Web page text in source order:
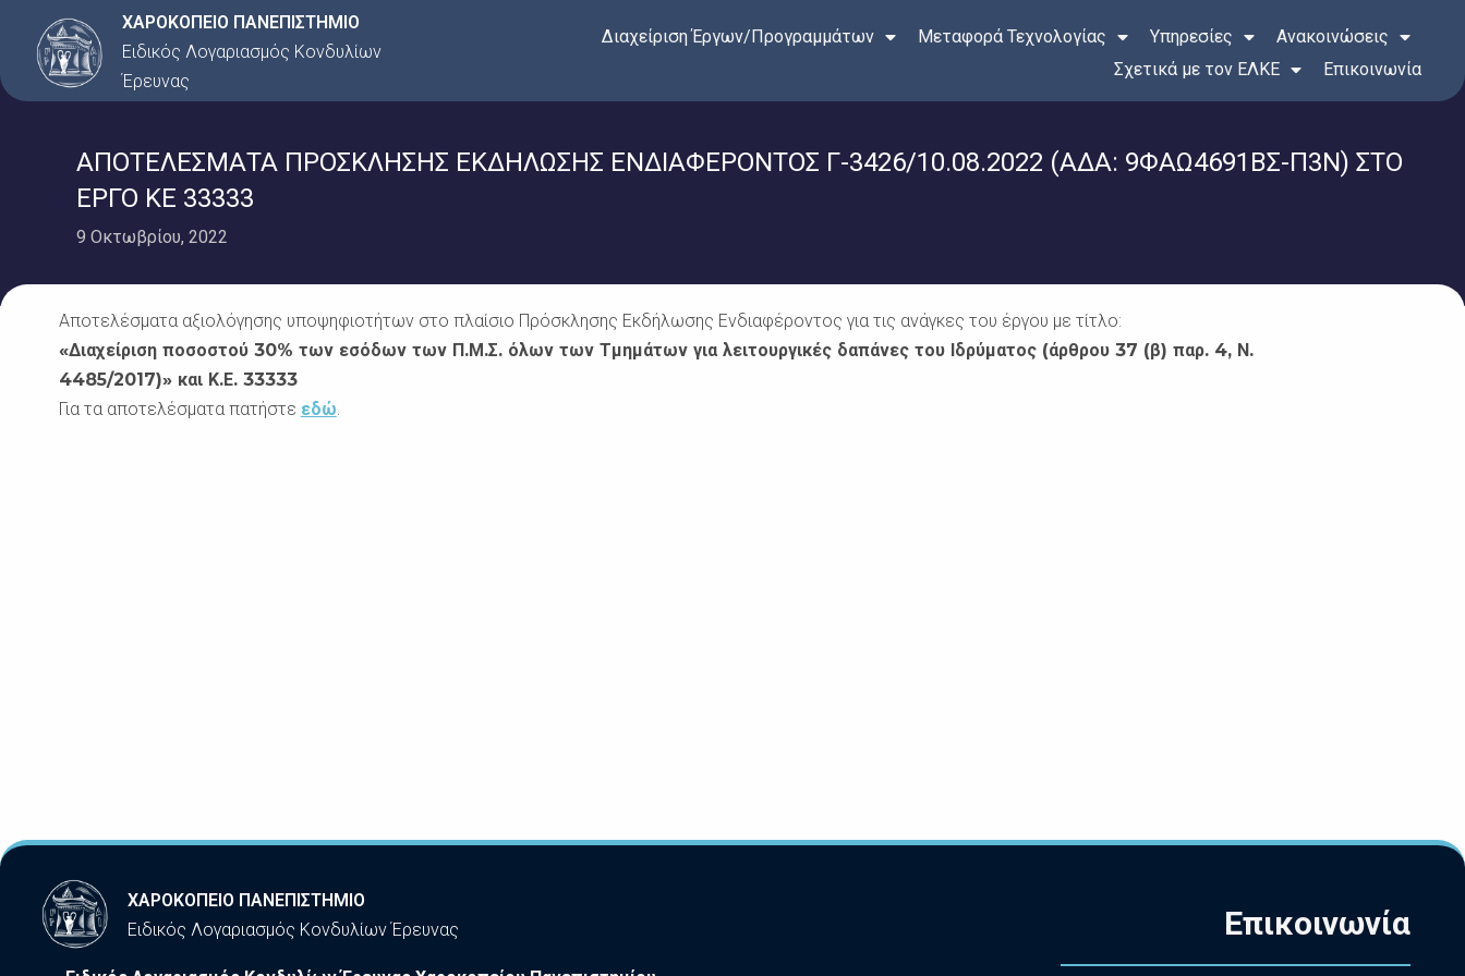
Μετάβαση
περιεχόμενο
ΧΑΡΟΚΟΠΕΙΟ ΠΑΝΕΠΙΣΤΗΜΙΟ
Ειδικός Λογαριασμός Κονδυλίων
Έρευνας
Διαχείριση Έργων/Προγραμμάτων Μεταφορά Τεχνολογίας Υπηρεσίες
Ανακοινώσεις
Σχετικά με τον ΕΛΚΕ
Επικοινωνία
ΑΠΟΤΕΛΕΣΜΑΤΑ ΠΡΟΣΚΛΗΣΗΣ ΕΚΔΗΛΩΣΗΣ ΕΝΔΙΑΦΕΡΟΝΤΟΣ Γ-3426/10.08.2022 (ΑΔΑ: 9ΦΑΩ4691ΒΣ-Π3Ν) ΣΤΟ
ΕΡΓΟ ΚΕ 33333
9 Οκτωβρίου, 2022
Αποτελέσματα αξιολόγησης υποψηφιοτήτων στο πλαίσιο Πρόσκλησης Εκδήλωσης Ενδιαφέροντος για τις ανάγκες του έργου με τίτλο:
«Διαχείριση ποσοστού 30% των εσόδων των Π.Μ.Σ. όλων των Τμημάτων για λειτουργικές δαπάνες του Ιδρύματος (άρθρου 37 (β) παρ. 4, Ν.
4485/2017)» και Κ.Ε. 33333
Για τα αποτελέσματα πατήστε εδώ.
ΧΑΡΟΚΟΠΕΙΟ ΠΑΝΕΠΙΣΤΗΜΙΟ
Ειδικός Λογαριασμός Κονδυλίων Έρευνας
Επικοινωνία